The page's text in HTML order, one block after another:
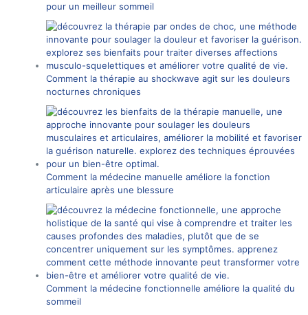
pour un meilleur sommeil
Comment la thérapie au shockwave agit sur les douleurs
nocturnes chroniques
Comment la médecine manuelle améliore la fonction
articulaire après une blessure
Comment la médecine fonctionnelle améliore la qualité du
sommeil